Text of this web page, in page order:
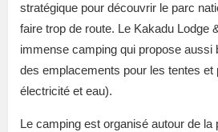
stratégique pour découvrir le parc
faire trop de route. Le Kakadu Lodge
immense camping qui propose aussi
des emplacements pour les tentes et
électricité et eau).
Le camping est organisé autour de la